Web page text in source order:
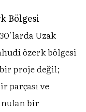
Bölgesi
Uzak
özerk bölgesi
proje değil;
parçası ve
bir